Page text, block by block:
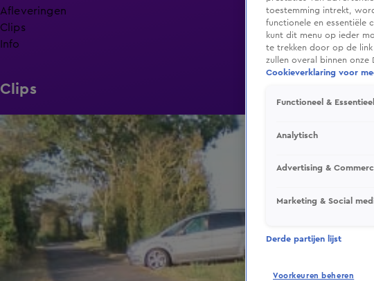
Afleveringen
Clips
Info
Clips
0:30
toestemming intrekt,
functionele en essentiële
kunt dit menu op ieder
te trekken door op de link
zullen overal binnen
Cookieverklaring voor
Functioneel & Essentieel
Analytisch
Advertising &
Marketing & Social
Derde partijen lijst
Voorkeuren beheren